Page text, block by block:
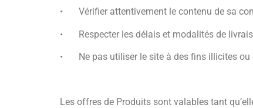
• Vérifier attentivement le contenu de sa
• Respecter les délais et modalités de
• Ne pas utiliser le site à des fins illicites
Les offres de Produits sont valables tant